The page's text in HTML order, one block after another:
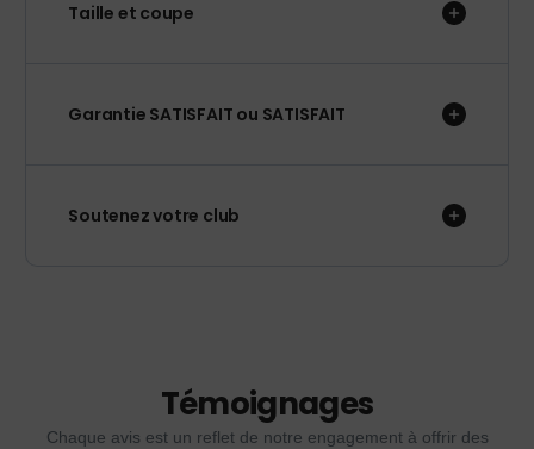
Taille et coupe
Garantie SATISFAIT ou SATISFAIT
Soutenez votre club
Témoignages
Chaque avis est un reflet de notre engagement à offrir des